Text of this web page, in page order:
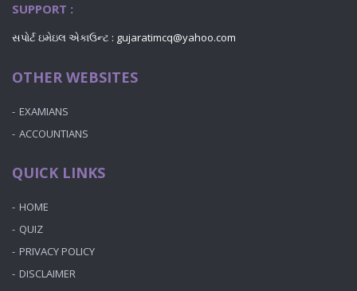
SUPPORT :
સપોર્ટ ઇમેઇલ એકાઉન્ટ : gujaratimcq@yahoo.com
OTHER WEBSITES
EXAMIANS
ACCOUNTIANS
QUICK LINKS
HOME
QUIZ
PRIVACY POLICY
DISCLAIMER